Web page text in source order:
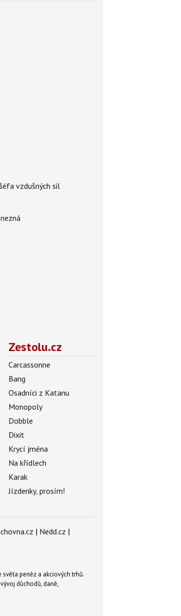
vzdušných sil
Zestolu.cz
Carcassonne
Bang
Osadníci z Katanu
Monopoly
Dobble
Dixit
Krycí jména
Na křídlech
Karak
Jízdenky, prosím!
| Nedd.cz |
peněz a akciových trhů.
důchodů, daně,